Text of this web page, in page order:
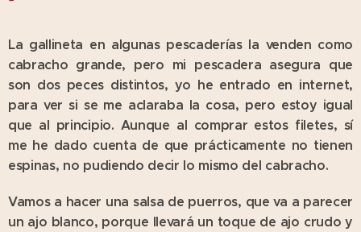
La gallineta en algunas pescaderías la venden como
cabracho grande, pero mi pescadera asegura que
son dos peces distintos, yo he entrado en internet,
para ver si se me aclaraba la cosa, pero estoy igual
que al principio. Aunque al comprar estos filetes, sí
me he dado cuenta de que prácticamente no tienen
espinas, no pudiendo decir lo mismo del cabracho.
Vamos a hacer una salsa de puerros, que va a parecer
un ajo blanco, porque llevará un toque de ajo crudo y